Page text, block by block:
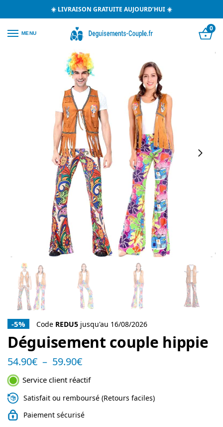
☀️ LIVRAISON GRATUITE AUJOURD’HUI ☀️
MENU
0
-5% Code REDU5 jusqu'au 16/08/2026
Déguisement couple hippie
54.90€ – 59.90€
Service client réactif
Satisfait ou remboursé (Retours faciles)
Paiement sécurisé